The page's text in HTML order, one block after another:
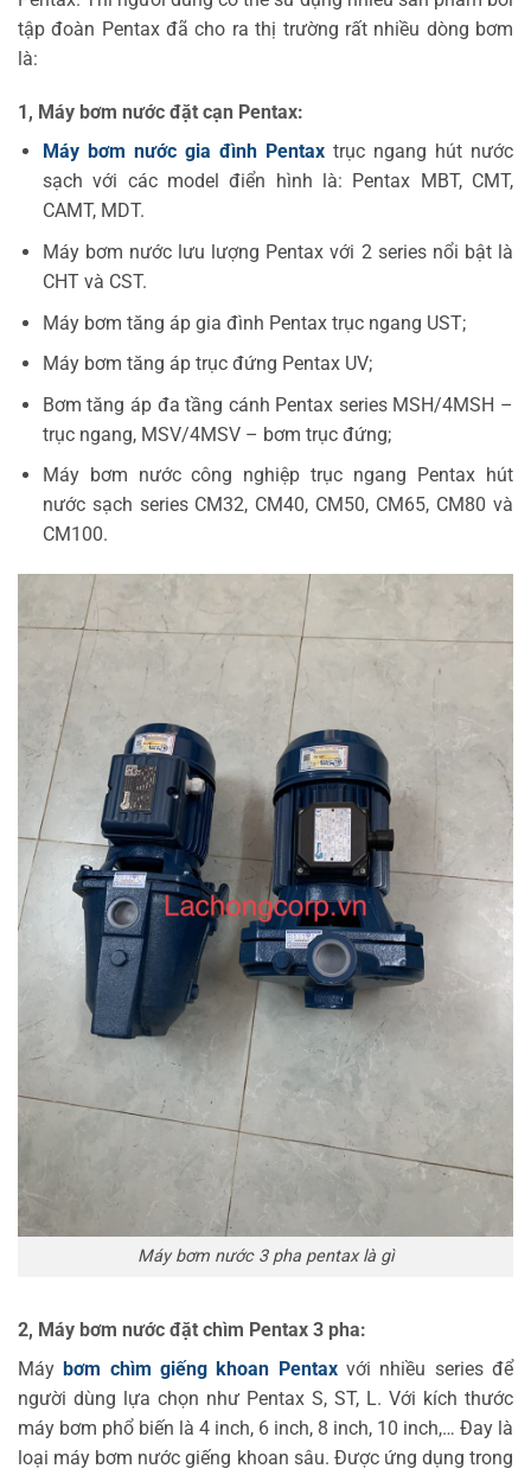
tập đoàn Pentax đã cho ra thị trường rất nhiều dòng bơm
là:
1, Máy bơm nước đặt cạn Pentax:
Máy bơm nước gia đình Pentaxtrục ngang hút nước
sạch với các model điển hình là: Pentax MBT, CMT,
CAMT, MDT.
Máy bơm nước lưu lượng Pentax với 2 series nổi bật là
CHT và CST.
Máy bơm tăng áp gia đình Pentax trục ngang UST;
Máy bơm tăng áp trục đứng Pentax UV;
Bơm tăng áp đa tầng cánh Pentax series MSH/4MSH –
trục ngang, MSV/4MSV – bơm trục đứng;
Máy bơm nước công nghiệp trục ngang Pentax hút
nước sạch series CM32, CM40, CM50, CM65, CM80 và
CM100.
Máy bơm nước 3 pha pentax là gì
2, Máy bơm nước đặt chìm Pentax 3 pha:
Máy bơm chìm giếng khoan Pentaxvới nhiều series để
người dùng lựa chọn như Pentax S, ST, L. Với kích thước
máy bơm phổ biến là 4 inch, 6 inch, 8 inch, 10 inch,… Đay là
loại máy bơm nước giếng khoan sâu. Được ứng dụng trong